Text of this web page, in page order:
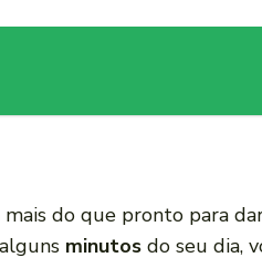
mais do que pronto para
minutos do seu dia,